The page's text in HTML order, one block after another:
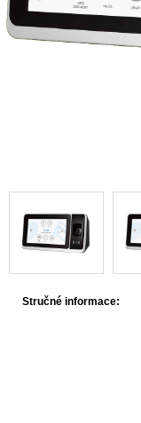
Stručné informace: